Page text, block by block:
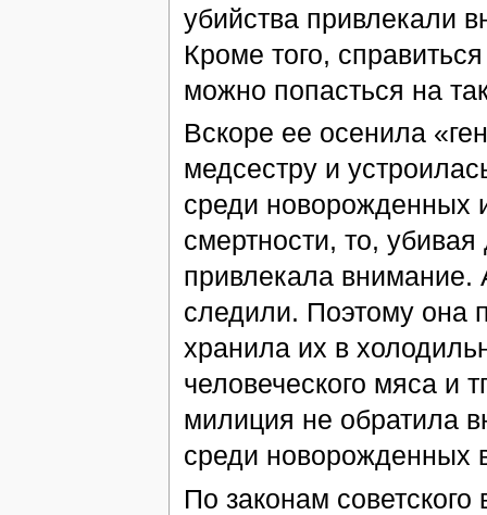
убийства привлекали
Кроме того,
можно попасться на
Вскоре ее осенила
медсестру и
среди новорожденных
смертности, то,
привлекала
следили. Поэтому она
хранила их в
человеческого мяса и
милиция не обратила
среди новорожденных
По законам